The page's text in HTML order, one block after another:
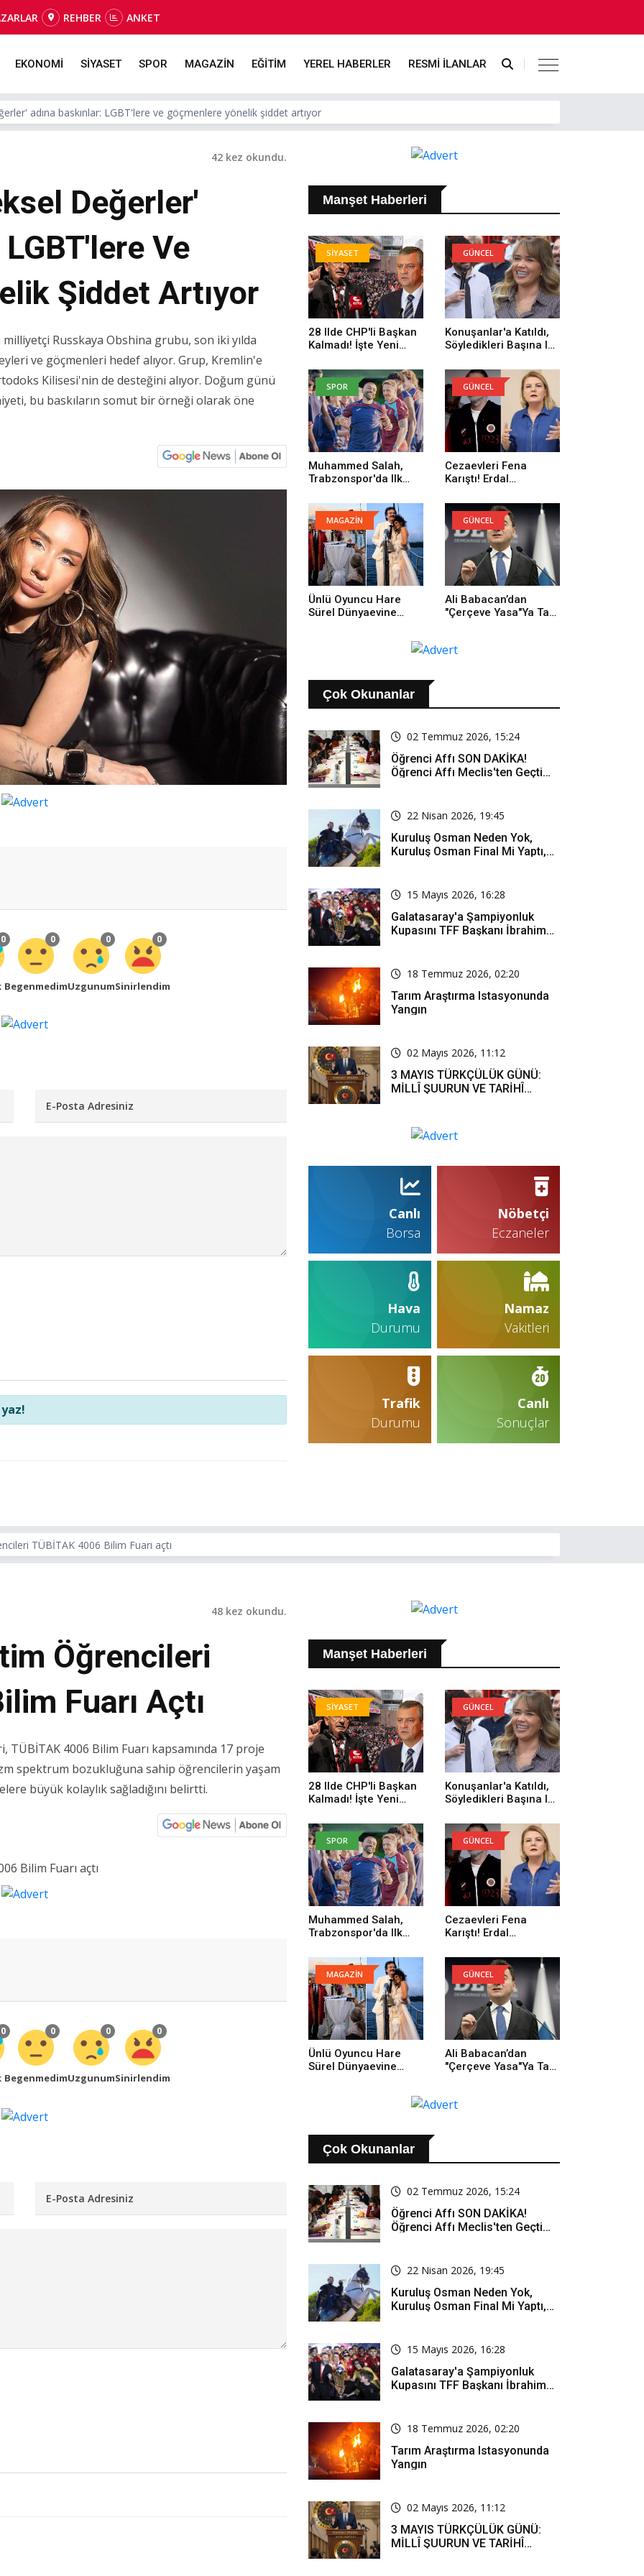
REHBER ANKET
EKONOMİ SİYASET SPOR MAGAZİN EĞİTİM YEREL HABERLER RESMİ İLANLAR
adına baskınlar: LGBT'lere ve göçmenlere yönelik şiddet artıyor
42 kez okundu.
Değerler'
Ve
Şiddet Artıyor
milliyetçi Russkaya Obshina grubu, son iki yılda
ve göçmenleri hedef alıyor. Grup, Kremlin'e
Kilisesi'nin de desteğini alıyor. Doğum günü
bu baskıların somut bir örneği olarak öne
0 0
Begenmedim
0
Uzgunum
0
Sinirlendim
Manşet Haberleri
SİYASET
28 Ilde CHP'li Başkan
Kalmadı! İşte Yeni
Sayısı
GÜNCEL
Konuşanlar'a Katıldı,
Söyledikleri Başına Iş
SPOR
Muhammed Salah,
Trabzonspor'da Ilk
GÜNCEL
Cezaevleri Fena
Karıştı! Erdal
Yüzünden Buradayım
MAGAZİN
Ünlü Oyuncu Hare
Sürel Dünyaevine
GÜNCEL
Ali Babacan’dan
"Çerçeve Yasa"ya Tam
Çok Okunanlar
02 Temmuz 2026, 15:24
Öğrenci Affı SON DAKİKA!
Öğrenci Affı Meclis'ten Geçti
22 Nisan 2026, 19:45
Kuruluş Osman Neden Yok,
Kuruluş Osman Final Mi Yaptı,
Zaman Yayınlanacak?
15 Mayıs 2026, 16:28
Galatasaray'a Şampiyonluk
Kupasını TFF Başkanı İbrahim
18 Temmuz 2026, 02:20
Tarım Araştırma Istasyonunda
Yangın
02 Mayıs 2026, 11:12
3 MAYIS TÜRKÇÜLÜK GÜNÜ:
MİLLÎ ŞUURUN VE TARİHÎ
Canlı
Borsa
Nöbetçi
Eczaneler
Hava
Durumu
Namaz
Vakitleri
Trafik
Durumu
Canlı
Sonuçlar
TÜBİTAK 4006 Bilim Fuarı açtı
48 kez okundu.
Öğrencileri
Fuarı Açtı
4006 Bilim Fuarı kapsamında 17 proje
spektrum bozukluğuna sahip öğrencilerin yaşam
büyük kolaylık sağladığını belirtti.
0 0
Begenmedim
0
Uzgunum
0
Sinirlendim
Manşet Haberleri
SİYASET
28 Ilde CHP'li Başkan
Kalmadı! İşte Yeni
Sayısı
GÜNCEL
Konuşanlar'a Katıldı,
Söyledikleri Başına Iş
SPOR
Muhammed Salah,
Trabzonspor'da Ilk
GÜNCEL
Cezaevleri Fena
Karıştı! Erdal
Yüzünden Buradayım
MAGAZİN
Ünlü Oyuncu Hare
Sürel Dünyaevine
GÜNCEL
Ali Babacan’dan
"Çerçeve Yasa"ya Tam
Çok Okunanlar
02 Temmuz 2026, 15:24
Öğrenci Affı SON DAKİKA!
Öğrenci Affı Meclis'ten Geçti
22 Nisan 2026, 19:45
Kuruluş Osman Neden Yok,
Kuruluş Osman Final Mi Yaptı,
Zaman Yayınlanacak?
15 Mayıs 2026, 16:28
Galatasaray'a Şampiyonluk
Kupasını TFF Başkanı İbrahim
18 Temmuz 2026, 02:20
Tarım Araştırma Istasyonunda
Yangın
02 Mayıs 2026, 11:12
3 MAYIS TÜRKÇÜLÜK GÜNÜ:
MİLLÎ ŞUURUN VE TARİHÎ